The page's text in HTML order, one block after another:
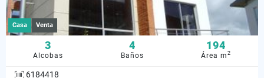
Casa Venta
3
Alcobas
4
Baños
194
Área m2
6184418